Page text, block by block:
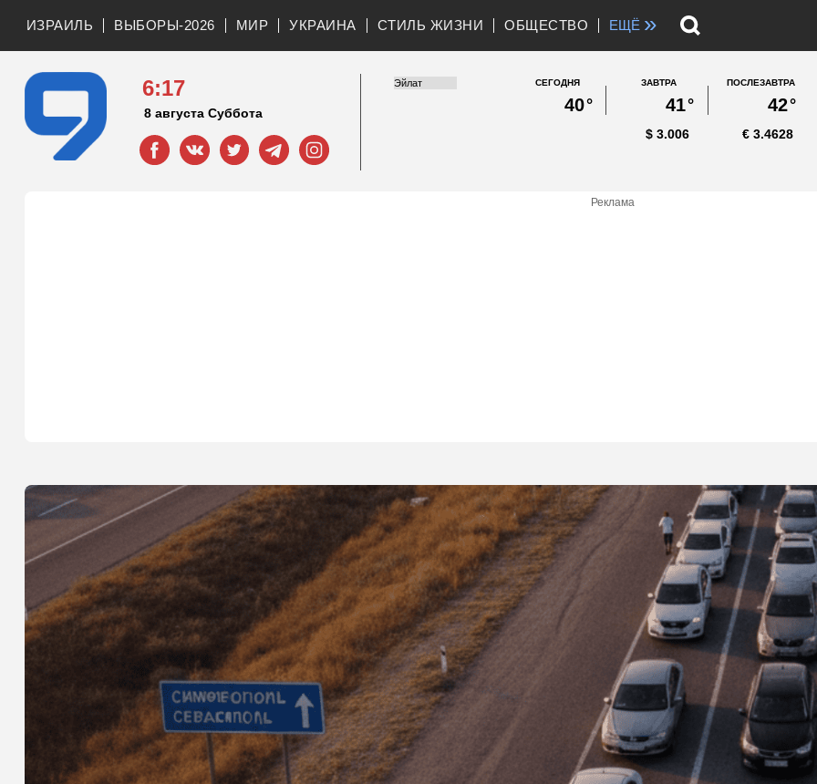
ИЗРАИЛЬ ВЫБОРЫ-2026 МИР УКРАИНА СТИЛЬ ЖИЗНИ ОБЩЕСТВО ЕЩЁ »
6:17
8 августа Суббота
СЕГОДНЯ
40°
ЗАВТРА
41°
ПОСЛЕЗАВТРА
42°
3.006
$ 3.4628
€
Реклама